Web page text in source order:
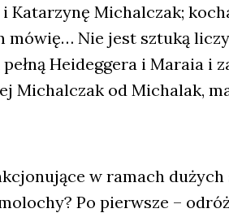
Kata­rzy­nę Michal­czak;
mówię… Nie jest sztu­ką
Heideg­ge­ra i Mara­ia
Michal­czak od Micha­lak,
w ramach
Po pierw­sze –